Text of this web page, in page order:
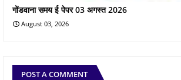
गोंडवाना समय ई पेपर 03 अगस्त 2026
August 03, 2026
POST A COMMENT